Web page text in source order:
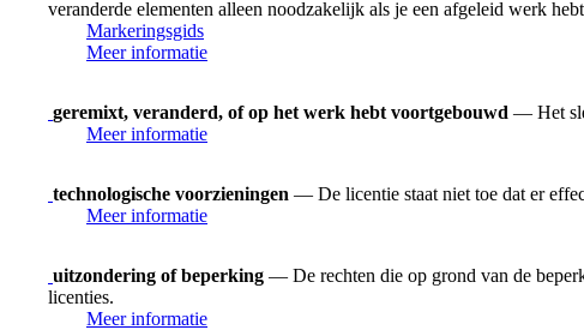
veranderde elementen alleen noodzakelijk als je een afgeleid werk
Markeringsgids
Meer informatie
geremixt, veranderd, of op het werk hebt voortgebouwd — Het
Meer informatie
technologische voorzieningen — De licentie staat niet toe dat er
Meer informatie
uitzondering of beperking — De rechten die op grond van de
licenties.
Meer informatie